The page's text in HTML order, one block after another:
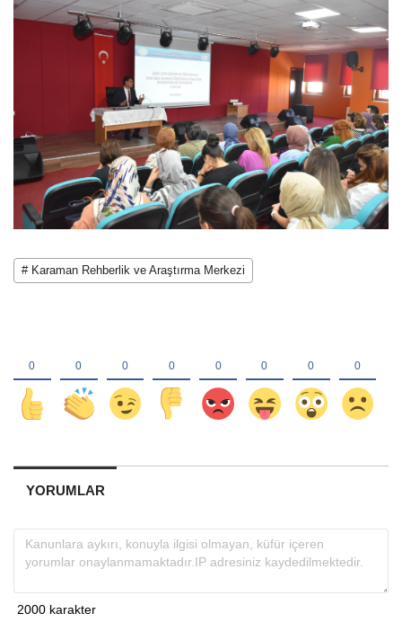
# Karaman Rehberlik ve Araştırma Merkezi
YORUMLAR